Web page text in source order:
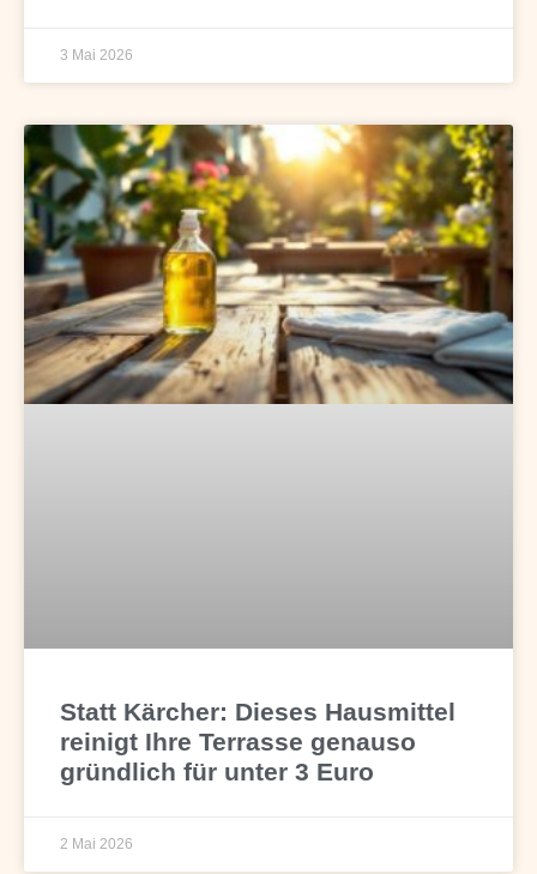
3 Mai 2026
Statt Kärcher: Dieses Hausmittel
reinigt Ihre Terrasse genauso
gründlich für unter 3 Euro
2 Mai 2026